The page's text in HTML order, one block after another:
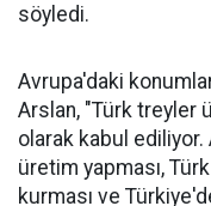
söyledi.
Avrupa'daki
Arslan, "Türk treyler
ola­rak kabul
üre­tim yapması,
kurması ve